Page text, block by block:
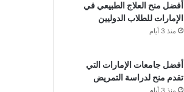
أفضل منح العلاج الطبيعي في
الإمارات للطلاب الدوليين
منذ 3 أيام
أفضل جامعات الإمارات التي
تقدم منح لدراسة التمريض
منذ 3 أيام